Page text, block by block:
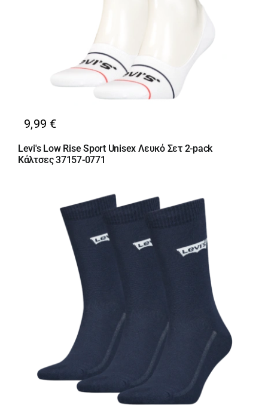
9,99 €
Levi's Low Rise Sport Unisex Λευκό Σετ 2-pack
Κάλτσες 37157-0771